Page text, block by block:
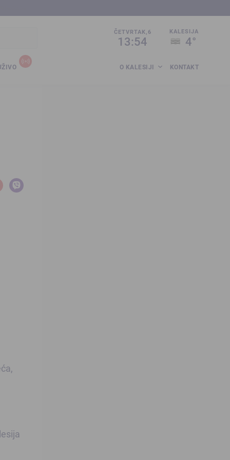
ČETVRTAK,6
13:54
KALESIJA
4°
O KALESIJI KONTAKT